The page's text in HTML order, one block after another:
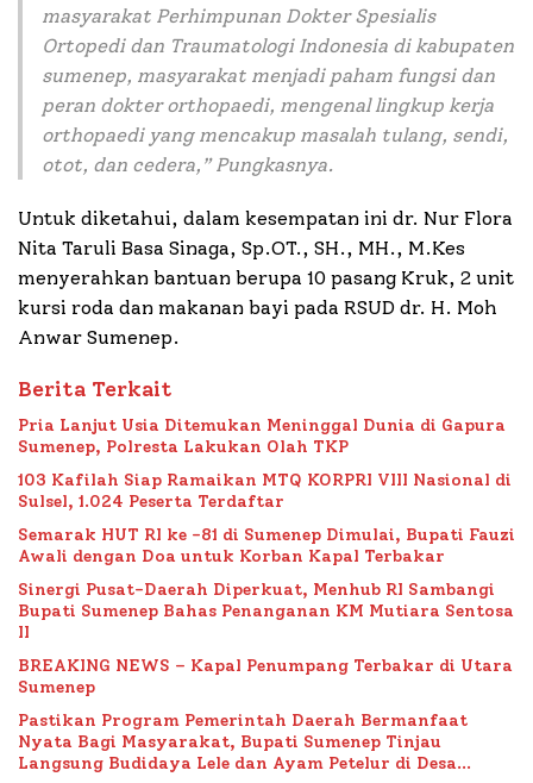
masyarakat Perhimpunan Dokter Spesialis
Ortopedi dan Traumatologi Indonesia di kabupaten
sumenep, masyarakat menjadi paham fungsi dan
peran dokter orthopaedi, mengenal lingkup kerja
orthopaedi yang mencakup masalah tulang, sendi,
otot, dan cedera,” Pungkasnya.
Untuk diketahui, dalam kesempatan ini dr. Nur Flora
Nita Taruli Basa Sinaga, Sp.OT., SH., MH., M.Kes
menyerahkan bantuan berupa 10 pasang Kruk, 2 unit
kursi roda dan makanan bayi pada RSUD dr. H. Moh
Anwar Sumenep.
Berita Terkait
Pria Lanjut Usia Ditemukan Meninggal Dunia di Gapura
Sumenep, Polresta Lakukan Olah TKP
103 Kafilah Siap Ramaikan MTQ KORPRI VIII Nasional di
Sulsel, 1.024 Peserta Terdaftar
Semarak HUT RI ke -81 di Sumenep Dimulai, Bupati Fauzi
Awali dengan Doa untuk Korban Kapal Terbakar
Sinergi Pusat-Daerah Diperkuat, Menhub RI Sambangi
Bupati Sumenep Bahas Penanganan KM Mutiara Sentosa
II
BREAKING NEWS – Kapal Penumpang Terbakar di Utara
Sumenep
Pastikan Program Pemerintah Daerah Bermanfaat
Nyata Bagi Masyarakat, Bupati Sumenep Tinjau
Langsung Budidaya Lele dan Ayam Petelur di Desa